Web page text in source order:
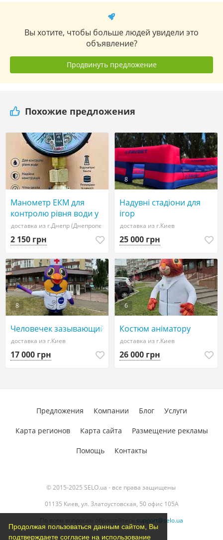
Продолжая пользоваться данным сайтом, Вы
подтверждаете согласие на использование
Вы хотите, чтобы больше людей увидели это
объявление?
Продвинуть предложение
Похожие предложения
Манометр ЕКМ для
контролю рівня води у
водонапірних баштах та
резервуарах
доставка из г.Днепр (Днепропетровск)
2 150 грн
8
Надувні стадіони для
ігор
доставка из г.Киев
25 000 грн
8
Человечек зазывающий
доставка из г.Киев
17 000 грн
6
Костюм аніматору
доставка из г.Киев
26 000 грн
© 2015-2025 SELO.ua - все права защищены
01135 Киев, ул. Златоустовская, 50 офис 105А
support@selo.ua
Предложения Компании Блог Услуги
Карта регионов Карта сайта Размещение рекламы
Помощь Контакты